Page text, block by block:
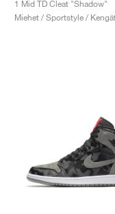
1 Mid TD Cleat "Shadow"
Miehet / Sportstyle /